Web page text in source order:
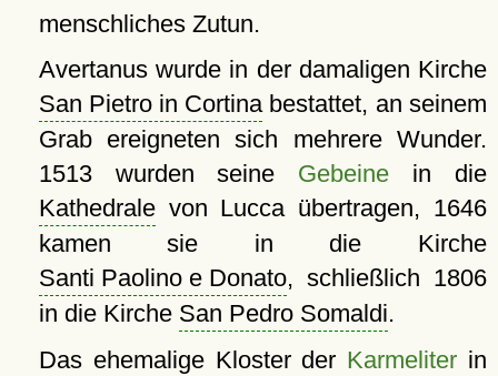
menschliches Zutun.
Avertanus wurde in der damaligen Kirche
San Pietro in Cortinabestattet, an seinem
Grab ereigneten sich mehrere Wunder.
1513 wurden seine Gebeine in die
Kathedralevon Lucca übertragen, 1646
kamen sie in die Kirche
Santi Paolino e Donato, schließlich 1806
in die Kirche San Pedro Somaldi.
Das ehemalige Klosterder Karmeliter in